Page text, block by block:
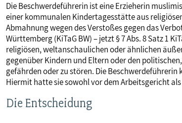
MITGLIEDSCHAFT & SERVICE
Die Beschwerdeführerin ist eine Erzieherin
einer kommunalen Kindertagesstätte aus
Abmahnung wegen des Verstoßes gegen das
Württemberg (KiTaG BW) – jetzt § 7 Abs. 8 Satz 1
religiösen, weltanschaulichen oder ähnlichen
gegenüber Kindern und Eltern oder den
gefährden oder zu stören. Die
Hiermit hatte sie sowohl vor dem Arbeitsgericht
Die Entscheidung